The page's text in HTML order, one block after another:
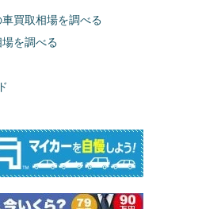
買取相場を調べる
を調べる